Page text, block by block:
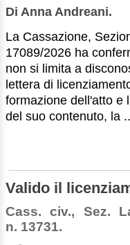
Di Anna Andreani.
La Cassazione,
17089/2026 ha
non si limita a
lettera di
formazione dell'atto e
del suo contenuto, la
Valido il
Cass. civ., Sez.
n. 13731.